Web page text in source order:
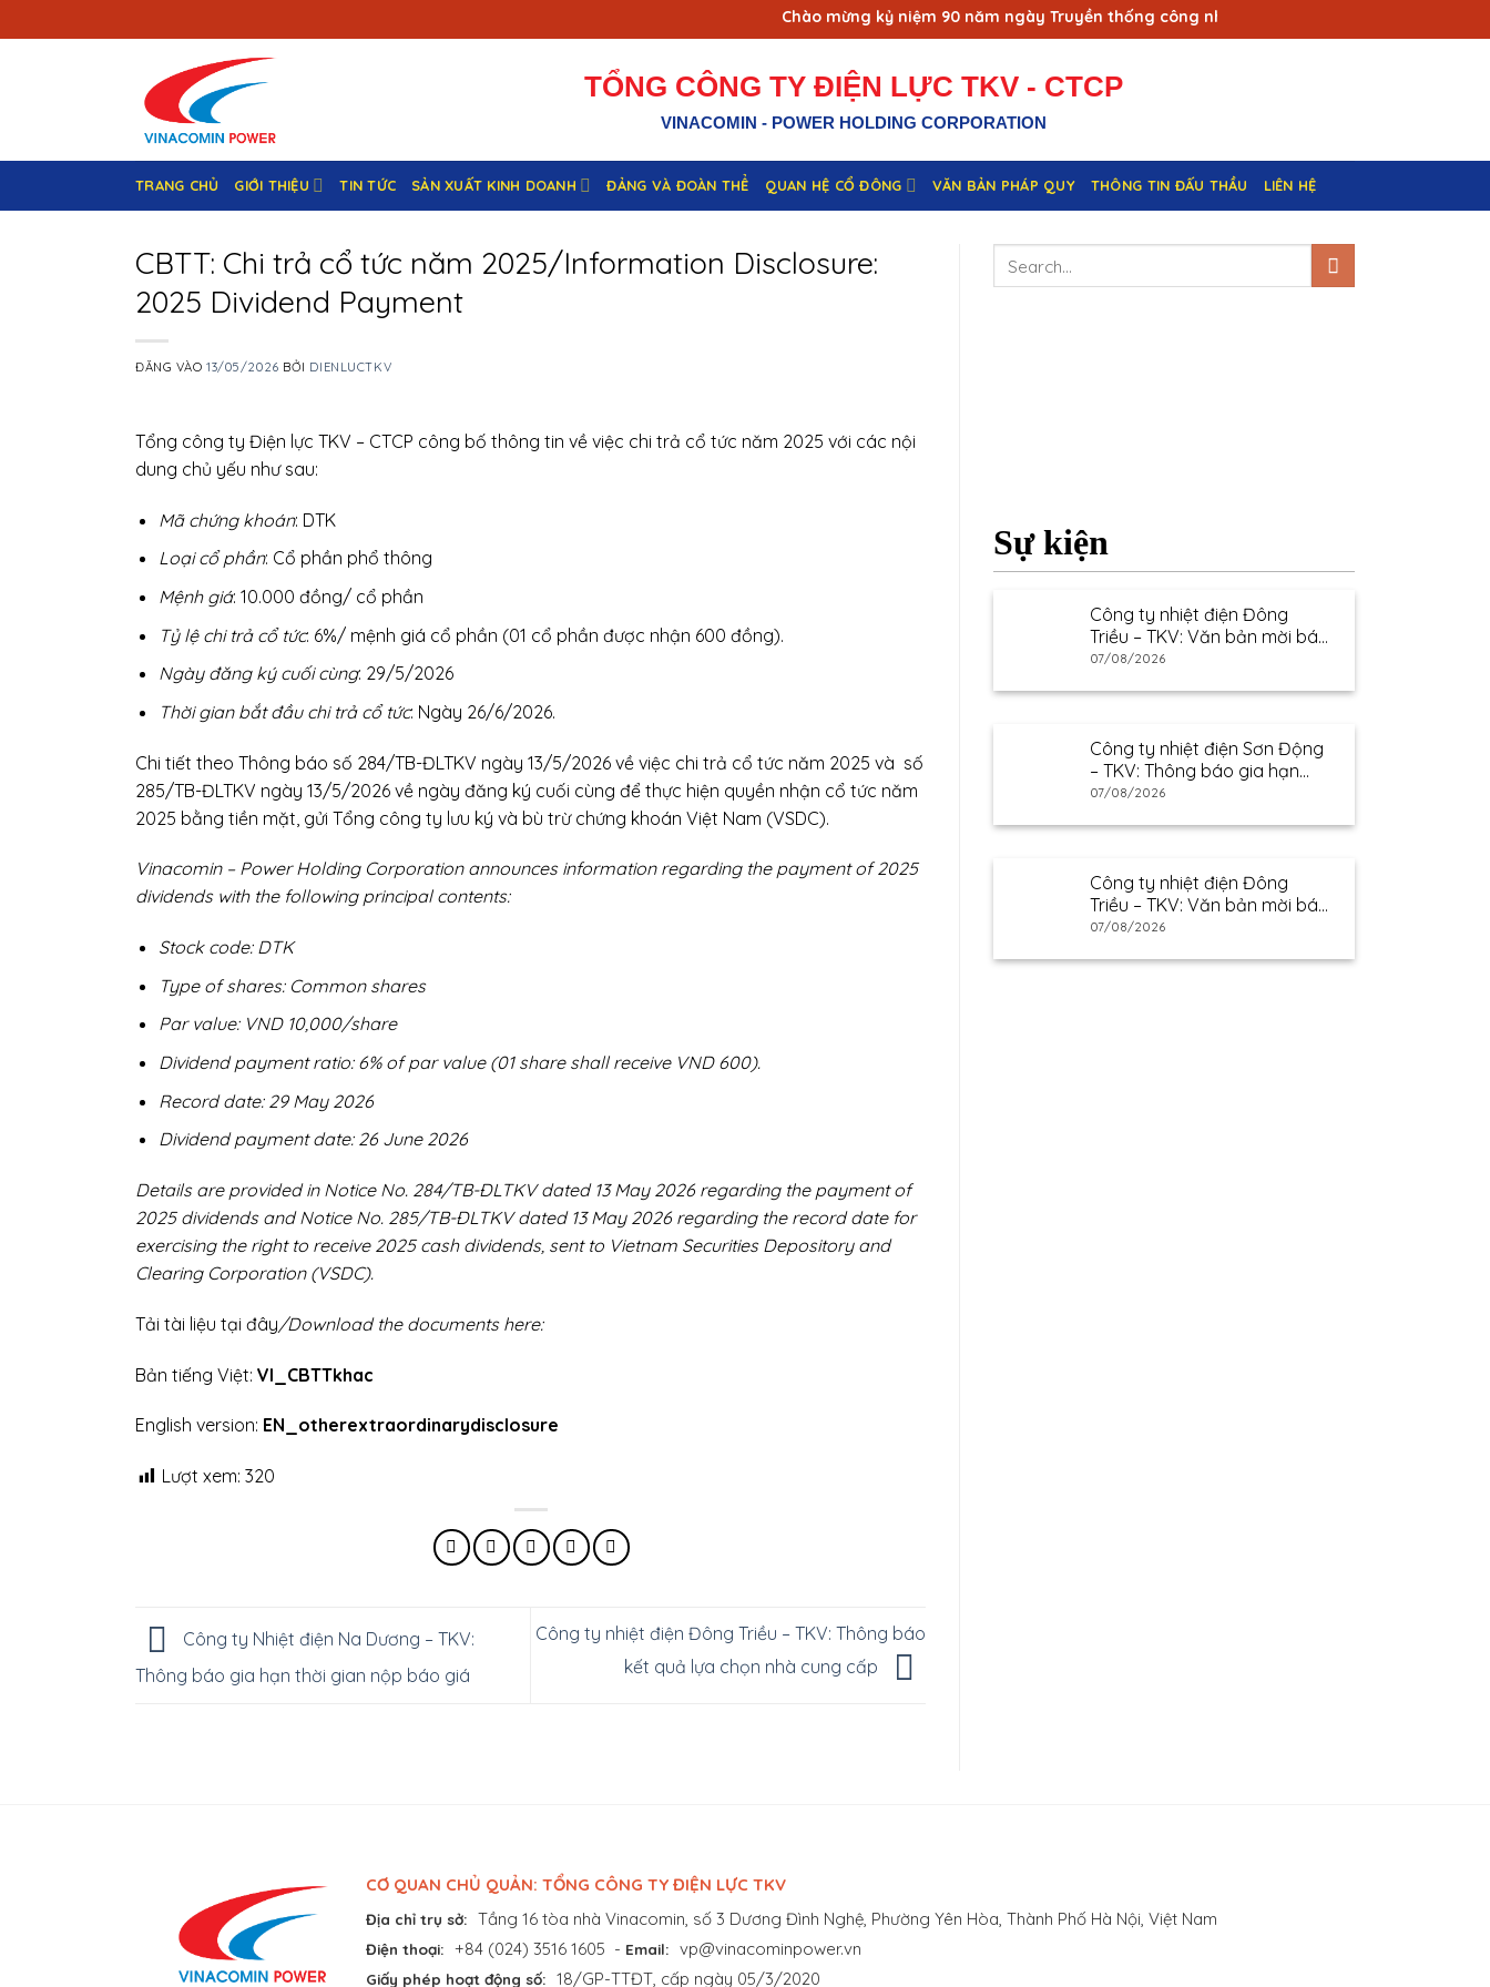
qua
Chào mừng kỷ niệm 90 năm ngày Truyền thống công nhân Vùng mỏ - Truyền thống ngành
TỔNG CÔNG TY ĐIỆN LỰC TKV - CTCP
VINACOMIN - POWER HOLDING CORPORATION
TRANG CHỦ GIỚI THIỆU TIN TỨC SẢN XUẤT KINH DOANH ĐẢNG VÀ ĐOÀN THỂ QUAN HỆ CỔ ĐÔNG VĂN BẢN PHÁP QUY THÔNG TIN ĐẤU THẦU LIÊN HỆ
CBTT: Chi trả cổ tức năm 2025/Information Disclosure:
2025 Dividend Payment
ĐĂNG VÀO13/05/2026 BỞI DIENLUCTKV
Tổng công ty Điện lực TKV – CTCP công bố thông tin về việc chi trả cổ tức năm 2025 với các nội
dung chủ yếu như sau:
Mã chứng khoán: DTK
Loại cổ phần: Cổ phần phổ thông
Mệnh giá: 10.000 đồng/ cổ phần
Tỷ lệ chi trả cổ tức: 6%/ mệnh giá cổ phần (01 cổ phần được nhận 600 đồng).
Ngày đăng ký cuối cùng: 29/5/2026
Thời gian bắt đầu chi trả cổ tức: Ngày 26/6/2026.
Chi tiết theo Thông báo số 284/TB-ĐLTKV ngày 13/5/2026 về việc chi trả cổ tức năm 2025 và số
285/TB-ĐLTKV ngày 13/5/2026 về ngày đăng ký cuối cùng để thực hiện quyền nhận cổ tức năm
2025 bằng tiền mặt, gửi Tổng công ty lưu ký và bù trừ chứng khoán Việt Nam (VSDC).
Vinacomin – Power Holding Corporation announces information regarding the payment of 2025
dividends with the following principal contents:
Stock code: DTK
Type of shares: Common shares
Par value: VND 10,000/share
Dividend payment ratio: 6% of par value (01 share shall receive VND 600).
Record date: 29 May 2026
Dividend payment date: 26 June 2026
Details are provided in Notice No. 284/TB-ĐLTKV dated 13 May 2026 regarding the payment of
2025 dividends and Notice No. 285/TB-ĐLTKV dated 13 May 2026 regarding the record date for
exercising the right to receive 2025 cash dividends, sent to Vietnam Securities Depository and
Clearing Corporation (VSDC).
Tải tài liệu tại đây/Download the documents here:
Bản tiếng Việt: VI_CBTTkhac
English version: EN_otherextraordinarydisclosure
Lượt xem: 320
Công ty Nhiệt điện Na Dương – TKV:
Thông báo gia hạn thời gian nộp báo giá
Công ty nhiệt điện Đông Triều – TKV: Thông báo
kết quả lựa chọn nhà cung cấp
Sự kiện
Công ty nhiệt điện Đông
Triều – TKV: Văn bản mời báo
giá
07/08/2026
Công ty nhiệt điện Sơn Động
– TKV: Thông báo gia hạn
thư mời báo giá
07/08/2026
Công ty nhiệt điện Đông
Triều – TKV: Văn bản mời báo
giá
07/08/2026
CƠ QUAN CHỦ QUẢN: TỔNG CÔNG TY ĐIỆN LỰC TKV
Địa chỉ trụ sở: Tầng 16 tòa nhà Vinacomin, số 3 Dương Đình Nghệ, Phường Yên Hòa, Thành Phố Hà Nội, Việt Nam
Điện thoại: +84 (024) 3516 1605 - Email: vp@vinacominpower.vn
Giấy phép hoạt động số: 18/GP-TTĐT, cấp ngày 05/3/2020